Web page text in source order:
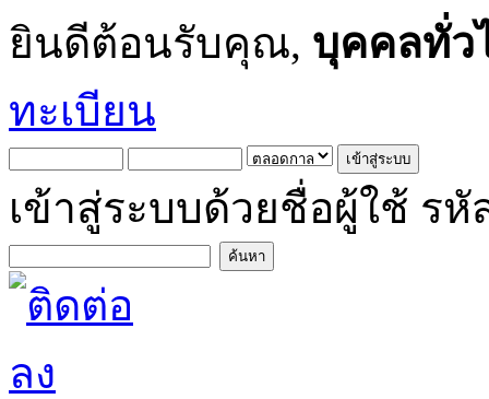
ยินดีต้อนรับคุณ, บุคคลทั่ว
ทะเบียน
เข้าสู่ระบบด้วยชื่อผู้ใช้ รหั